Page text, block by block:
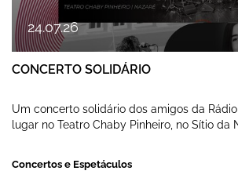
24.07.26
CONCERTO SOLIDÁRIO
Um concerto solidário dos amigos da
lugar no Teatro Chaby Pinheiro, no Sítio da
Concertos e Espetáculos